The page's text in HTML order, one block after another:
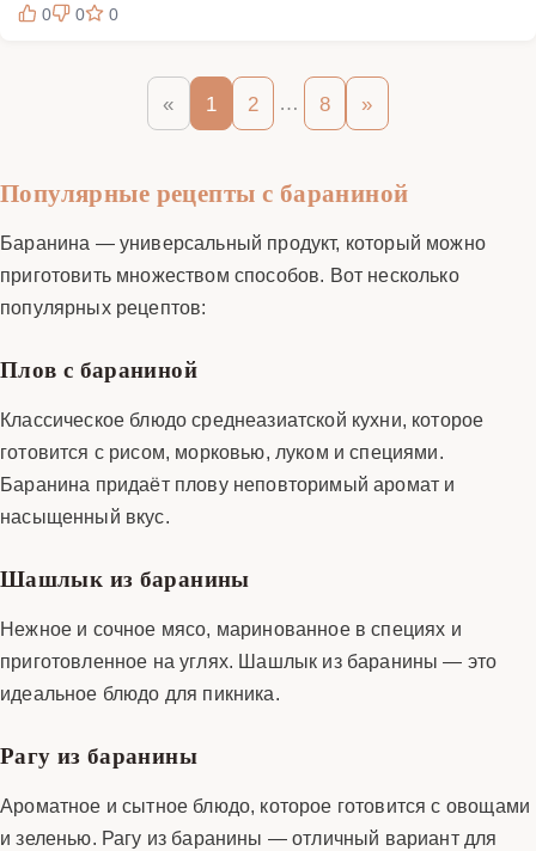
0
0 0
« 1 2 … 8 »
Популярные рецепты с бараниной
Баранина — универсальный продукт, который можно
приготовить множеством способов. Вот несколько
популярных рецептов:
Плов с бараниной
Классическое блюдо среднеазиатской кухни, которое
готовится с рисом, морковью, луком и специями.
Баранина придаёт плову неповторимый аромат и
насыщенный вкус.
Шашлык из баранины
Нежное и сочное мясо, маринованное в специях и
приготовленное на углях. Шашлык из баранины — это
идеальное блюдо для пикника.
Рагу из баранины
Ароматное и сытное блюдо, которое готовится с овощами
и зеленью. Рагу из баранины — отличный вариант для